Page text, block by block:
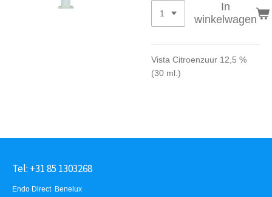
In
winkelwagen
Vista Citroenzuur 12,5 %
(30 ml.)
Tel: +31 85 1303268
Endo Direct Benelux